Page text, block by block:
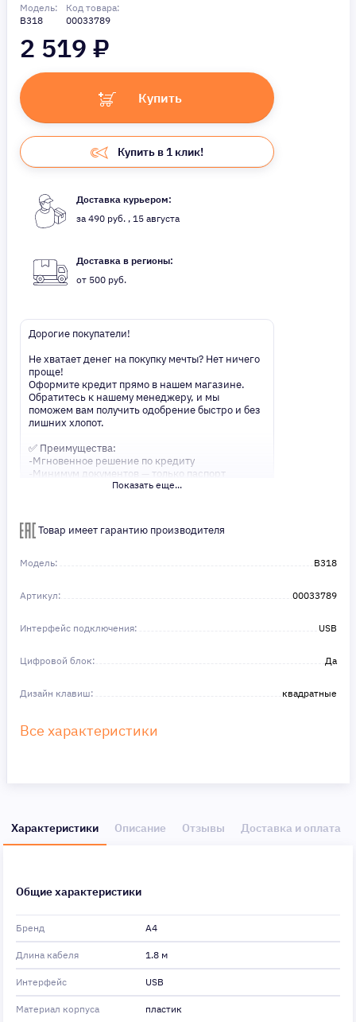
Модель:
B318
Код товара:
00033789
2 519 ₽
Купить
Купить в 1 клик!
Доставка курьером:
за 490 руб. , 15 августа
Доставка в регионы:
от 500 руб.
Дорогие покупатели!
Не хватает денег на покупку мечты? Нет ничего
проще!
Оформите кредит прямо в нашем магазине.
Обратитесь к нашему менеджеру, и мы
поможем вам получить одобрение быстро и без
лишних хлопот.
✅ Преимущества:
-Мгновенное решение по кредиту
-Минимум документов — только паспорт
-Удобные сроки и низкие процентные ставки
Получите то, что нужно, прямо сейчас. Ваше
удобство — наш приоритет! ✨
в этом!
Показать еще...
Товар имеет гарантию производителя
Модель: B318
Артикул: 00033789
Интерфейс подключения: USB
Цифровой блок: Да
Дизайн клавиш: квадратные
Все характеристики
Характеристики Описание Отзывы Доставка и оплата
Общие характеристики
Бренд A4
Длина кабеля 1.8 м
Интерфейс USB
Материал корпуса пластик